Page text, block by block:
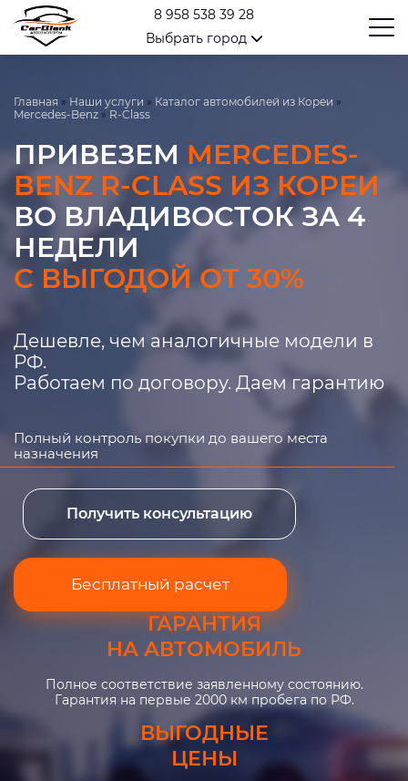
8 958 538 39 28
Выбрать город
Главная » Наши услуги » Каталог автомобилей из Кореи »
Mercedes-Benz » R-Class
ПРИВЕЗЕМ MERCEDES-
BENZ R-CLASS ИЗ КОРЕИ
ВО ВЛАДИВОСТОК ЗА 4
НЕДЕЛИ
С ВЫГОДОЙ ОТ 30%
Дешевле, чем аналогичные модели в
РФ.
Работаем по договору. Даем гарантию
Полный контроль покупки до вашего места
назначения
Получить консультацию
Бесплатный расчет
ГАРАНТИЯ
НА АВТОМОБИЛЬ
Полное соответствие заявленному состоянию.
Гарантия на первые 2000 км пробега по РФ.
ВЫГОДНЫЕ
ЦЕНЫ